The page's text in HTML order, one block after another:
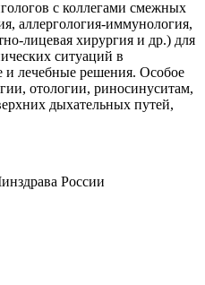
с коллегами смежных
аллергология-иммунология,
лицевая хирургия и др.) для
ситуаций в
и лечебные решения. Особое
отологии, риносинуситам,
дыхательных путей,
России